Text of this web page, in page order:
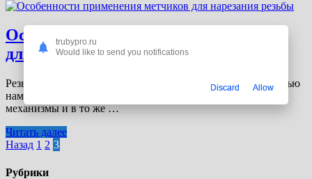
Особенности применения метчиков
для нарезания резьбы
Резьба – универсальное изобретение человека. С ее помощью
нам удается соединять различные детали, собирать целые
механизмы и в то же …
Читать далее
Пагинация
записей
Назад 1 2 3
Рубрики
trubypro.ru
Would like to send you notifications
Discard Allow